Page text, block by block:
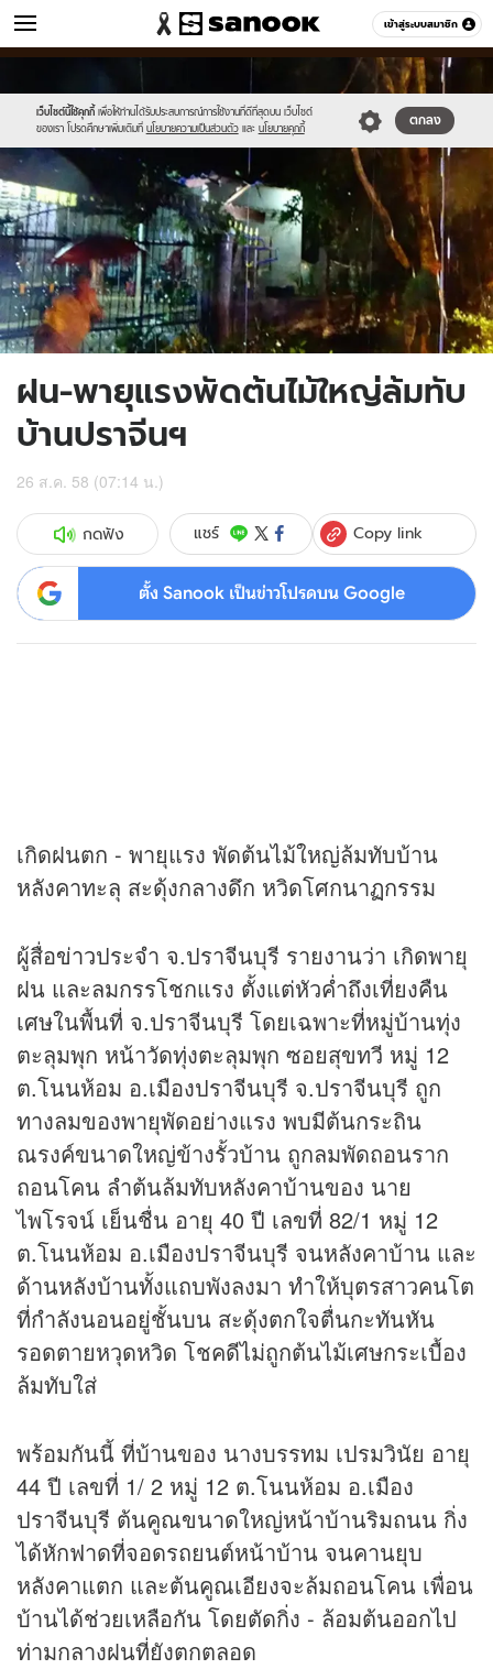
เข้าสู่ระบบสมาชิก
ข่าว หมวดอื่นๆ
เว็บไซต์นี้ใช้คุกกี้ เพื่อให้ท่านได้รับประสบการณ์การใช้งานที่ดีที่สุดบน เว็บไซต์
ของเรา โปรดศึกษาเพิ่มเติมที่ นโยบายความเป็นส่วนตัว และ นโยบายคุกกี้
ตกลง
new-
sanook.png
01.jpg
ฝน-พายุแรงพัดต้นไม้ใหญ่ล้มทับ
บ้านปราจีนฯ
26 ส.ค. 58 (07:14 น.)
กดฟัง แชร์ Copy link
ตั้ง Sanook เป็นข่าวโปรดบน Google
เกิดฝนตก - พายุแรง พัดต้นไม้ใหญ่ล้มทับบ้าน
หลังคาทะลุ สะดุ้งกลางดึก หวิดโศกนาฏกรรม
ผู้สื่อข่าวประจำ จ.ปราจีนบุรี รายงานว่า เกิดพายุ
ฝน และลมกรรโชกแรง ตั้งแต่หัวค่ำถึงเที่ยงคืน
เศษในพื้นที่ จ.ปราจีนบุรี โดยเฉพาะที่หมู่บ้านทุ่ง
ตะลุมพุก หน้าวัดทุ่งตะลุมพุก ซอยสุขทวี หมู่ 12
ต.โนนห้อม อ.เมืองปราจีนบุรี จ.ปราจีนบุรี ถูก
ทางลมของพายุพัดอย่างแรง พบมีต้นกระถิน
ณรงค์ขนาดใหญ่ข้างรั้วบ้าน ถูกลมพัดถอนราก
ถอนโคน ลำต้นล้มทับหลังคาบ้านของ นาย
ไพโรจน์ เย็นชื่น อายุ 40 ปี เลขที่ 82/1 หมู่ 12
ต.โนนห้อม อ.เมืองปราจีนบุรี จนหลังคาบ้าน และ
ด้านหลังบ้านทั้งแถบพังลงมา ทำให้บุตรสาวคนโต
ที่กำลังนอนอยู่ชั้นบน สะดุ้งตกใจตื่นกะทันหัน
รอดตายหวุดหวิด โชคดีไม่ถูกต้นไม้เศษกระเบื้อง
ล้มทับใส่
พร้อมกันนี้ ที่บ้านของ นางบรรทม เปรมวินัย อายุ
44 ปี เลขที่ 1/ 2 หมู่ 12 ต.โนนห้อม อ.เมือง
ปราจีนบุรี ต้นคูณขนาดใหญ่หน้าบ้านริมถนน กิ่ง
ได้หักฟาดที่จอดรถยนต์หน้าบ้าน จนคานยุบ
หลังคาแตก และต้นคูณเอียงจะล้มถอนโคน เพื่อน
บ้านได้ช่วยเหลือกัน โดยตัดกิ่ง - ล้อมต้นออกไป
ท่ามกลางฝนที่ยังตกตลอด